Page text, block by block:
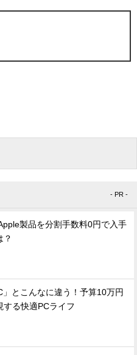
- PR -
製品を分割手数料0円で入手
？
」とこんなに違う！予算10万円
する快適PCライフ